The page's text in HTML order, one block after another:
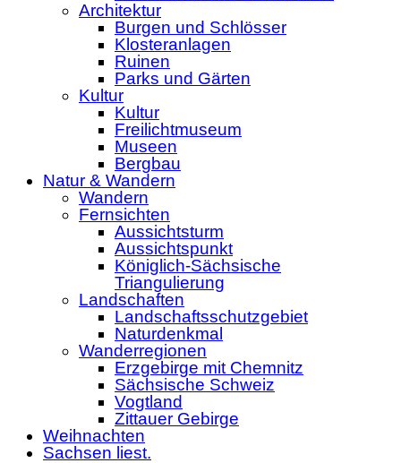
Architektur
Burgen und Schlösser
Klosteranlagen
Ruinen
Parks und Gärten
Kultur
Kultur
Freilichtmuseum
Museen
Bergbau
Natur & Wandern
Wandern
Fernsichten
Aussichtsturm
Aussichtspunkt
Königlich-Sächsische
Triangulierung
Landschaften
Landschaftsschutzgebiet
Naturdenkmal
Wanderregionen
Erzgebirge mit Chemnitz
Sächsische Schweiz
Vogtland
Zittauer Gebirge
Weihnachten
Sachsen liest.